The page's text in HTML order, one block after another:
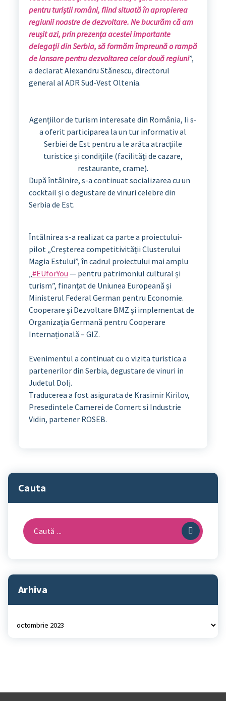
pentru turiștii români, fiind situată în apropierea
regiunii noastre de dezvoltare. Ne bucurăm că am
reușit azi, prin prezența acestei importante
delegații din Serbia, să formăm împreună o rampă
de lansare pentru dezvoltarea celor două regiuni”,
a declarat Alexandru Stănescu, directorul
general al ADR Sud-Vest Oltenia.
Agențiilor de turism interesate din România, li s-
a oferit participarea la un tur informativ al
Serbiei de Est pentru a le arăta atracțiile
turistice și condițiile (facilități de cazare,
restaurante, crame).
După întâlnire, s-a continuat socializarea cu un
cocktail și o degustare de vinuri celebre din
Serbia de Est.
Întâlnirea s-a realizat ca parte a proiectului-
pilot „Creșterea competitivității Clusterului
Magia Estului”, în cadrul proiectului mai amplu
#EUforYou — pentru patrimoniul cultural și
turism”, finanțat de Uniunea Europeană și
Ministerul Federal German pentru Economie.
Cooperare și Dezvoltare BMZ și implementat de
Organizația Germană pentru Cooperare
Internațională – GIZ.
Evenimentul a continuat cu o vizita turistica a
partenerilor din Serbia, degustare de vinuri in
Judetul Dolj.
Traducerea a fost asigurata de Krasimir Kirilov,
Presedintele Camerei de Comert si Industrie
Vidin, partener ROSEB.
Cauta
Caută
după:
Arhiva